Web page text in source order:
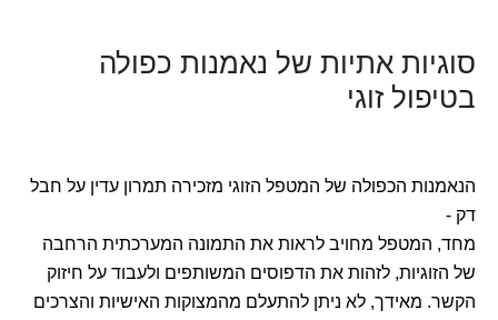
סוגיות אתיות של נאמנות כפולה
בטיפול זוגי
הנאמנות הכפולה של המטפל הזוגי מזכירה תמרון עדין על חבל
דק -
מחד, המטפל מחויב לראות את התמונה המערכתית הרחבה
של הזוגיות, לזהות את הדפוסים המשותפים ולעבוד על חיזוק
הקשר. מאידך, לא ניתן להתעלם מהמצוקות האישיות והצרכים